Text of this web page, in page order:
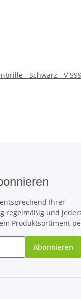
- Schwarz - V
Ihrer
regelmäßig und
Produktsortiment
Abonnieren